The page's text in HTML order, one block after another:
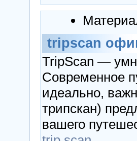
tripscan
TripScan —
Современное
идеально,
трипскан)
вашего